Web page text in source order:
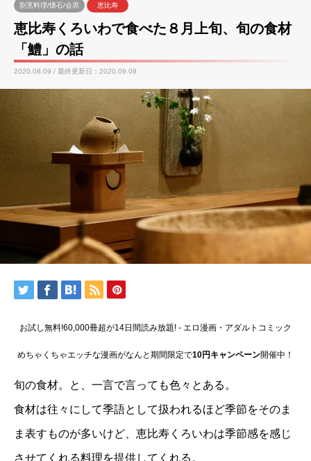
割烹料理/懐石/会席 恵比寿
恵比寿くろいわで食べた８月上旬、旬の食材
「鱧」の話
2020.08.09 / 最終更新日：2020.09.09
お試し無料!60,000冊超が14日間読み放題! - エロ漫画・アダルトコミック
めちゃくちゃエッチな漫画がなんと期間限定で10円キャンペーン開催中！
旬の食材。と、一言で言っても色々とある。
食材は往々にして季語として扱われるほど季節をそのま
ま表すものが多いけど、恵比寿くろいわは季節感を感じ
させてくれる料理を提供してくれる。